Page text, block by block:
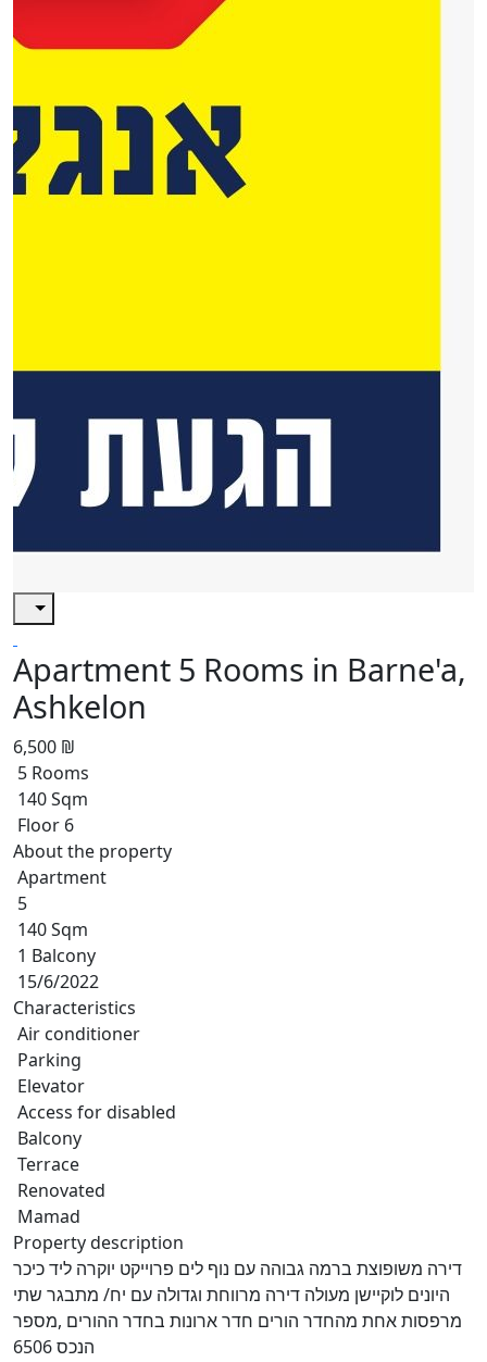
Apartment 5 Rooms in Barne'a,
Ashkelon
6,500 ₪
5 Rooms
140 Sqm
Floor 6
About the property
Apartment
5
140 Sqm
1 Balcony
15/6/2022
Characteristics
Air conditioner
Parking
Elevator
Access for disabled
Balcony
Terrace
Renovated
Mamad
Property description
דירה משופוצת ברמה גבוהה עם נוף לים פרוייקט יוקרה ליד כיכר
היונים לוקיישן מעולה דירה מרווחת וגדולה עם יח/ מתבגר שתי
מרפסות אחת מהחדר הורים חדר ארונות בחדר ההורים ,מספר
הנכס 6506